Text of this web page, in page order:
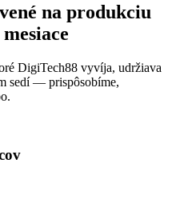
na produkciu
DigiTech88 vyvíja, udržiava
sedí — prispôsobíme,